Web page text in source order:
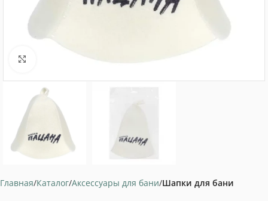
Нажмите, чтобы увеличить
Главная Каталог Аксессуары для бани Шапки для бани